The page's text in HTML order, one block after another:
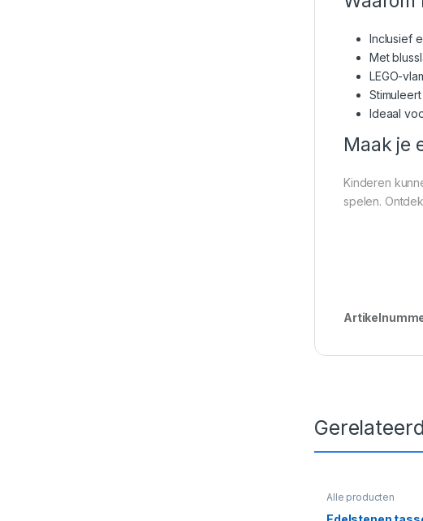
Inclusief
Met
LEGO-
Ideaal
Maak je
Kinderen
spelen.
Alle producten